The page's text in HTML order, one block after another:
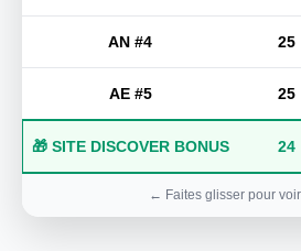
AN #4 25
AE #5 25
🎁 SITE DISCOVER BONUS 24